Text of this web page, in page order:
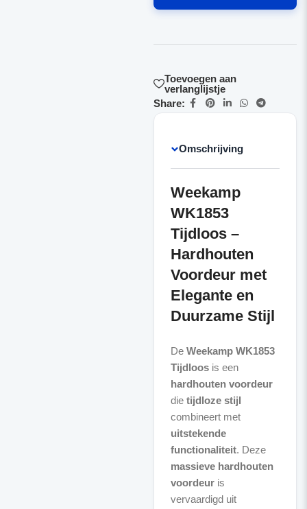
Toevoegen aan
verlanglijstje
Share:
Omschrijving
Weekamp
WK1853
Tijdloos –
Hardhouten
Voordeur met
Elegante en
Duurzame Stijl
De Weekamp WK1853
Tijdloosis een
hardhouten voordeur
die tijdloze stijl
combineert met
uitstekende
functionaliteit. Deze
massieve hardhouten
voordeuris
vervaardigd uit